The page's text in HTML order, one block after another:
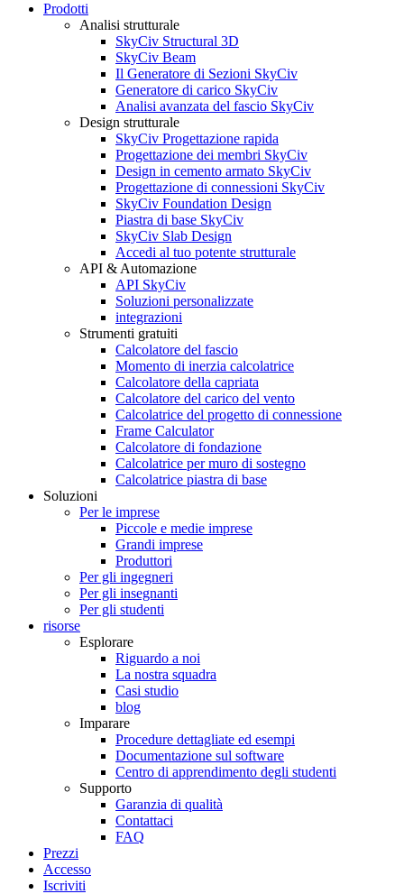
Prodotti
Analisi strutturale
SkyCiv Structural 3D
SkyCiv Beam
Il Generatore di Sezioni SkyCiv
Generatore di carico SkyCiv
Analisi avanzata del fascio SkyCiv
Design strutturale
SkyCiv Progettazione rapida
Progettazione dei membri SkyCiv
Design in cemento armato SkyCiv
Progettazione di connessioni SkyCiv
SkyCiv Foundation Design
Piastra di base SkyCiv
SkyCiv Slab Design
Accedi al tuo potente strutturale
API & Automazione
API SkyCiv
Soluzioni personalizzate
integrazioni
Strumenti gratuiti
Calcolatore del fascio
Momento di inerzia calcolatrice
Calcolatore della capriata
Calcolatore del carico del vento
Calcolatrice del progetto di connessione
Frame Calculator
Calcolatore di fondazione
Calcolatrice per muro di sostegno
Calcolatrice piastra di base
Soluzioni
Per le imprese
Piccole e medie imprese
Grandi imprese
Produttori
Per gli ingegneri
Per gli insegnanti
Per gli studenti
risorse
Esplorare
Riguardo a noi
La nostra squadra
Casi studio
blog
Imparare
Procedure dettagliate ed esempi
Documentazione sul software
Centro di apprendimento degli studenti
Supporto
Garanzia di qualità
Contattaci
FAQ
Prezzi
Accesso
Iscriviti